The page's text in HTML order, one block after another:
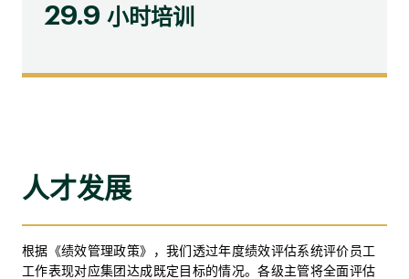
29.9 小时培训
人才发展
根据《绩效管理政策》，我们透过年度绩效评估系统评价员工
工作表现对应集团达成既定目标的情况。各级主管将全面评估